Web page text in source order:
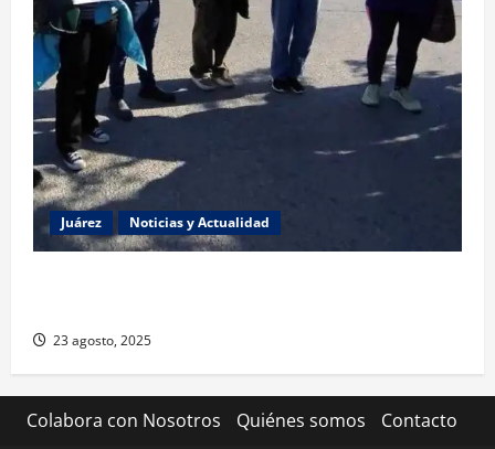
Juárez Noticias y Actualidad
23 agosto, 2025
Colabora con Nosotros Quiénes somos Contacto